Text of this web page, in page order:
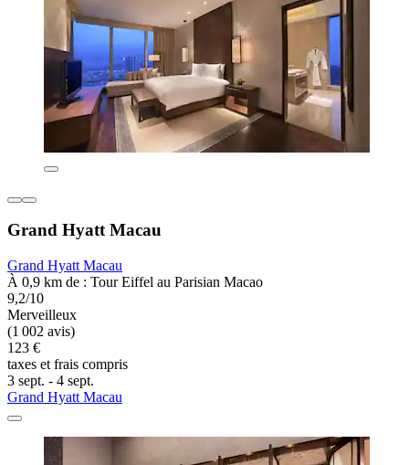
Grand Hyatt Macau
Grand Hyatt Macau
À 0,9 km de : Tour Eiffel au Parisian Macao
9,2/10
Merveilleux
(1 002 avis)
123 €
taxes et frais compris
3 sept. - 4 sept.
Grand Hyatt Macau